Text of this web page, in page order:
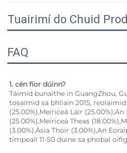
Tuairimí do Chuid
FAQ
1. cén fíor dúinn?
Táimid bunaithe in GuangZhou,
tosaímid sa bhliain 2015,
(25.00%),Meiriceá Láir
(25.00%),Meiriceá Theas
(3.00%),Ásia Thoir (3.00%),An
timpeall 11-50 duine sa phobal